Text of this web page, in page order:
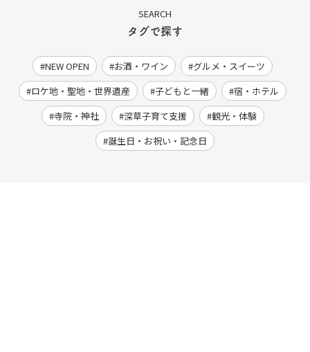
SEARCH
タグで探す
NEW OPEN お酒・ワイン
グルメ・スイーツ
ロケ地・聖地・世界遺産
子どもと一緒
宿・ホテル
寺院・神社
深草子育て支援
観光・体験
誕生日・お祝い・記念日